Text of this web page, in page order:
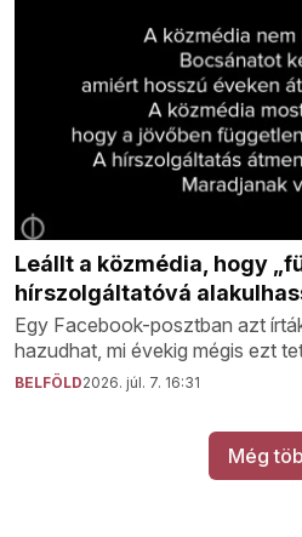
Leállt a közmédia, hogy
hírszolgáltatóvá
Egy Facebook-posztban azt
hazudhat, mi évekig mégis ezt
BELFÖLD2026. júl. 7. 16:31
Még